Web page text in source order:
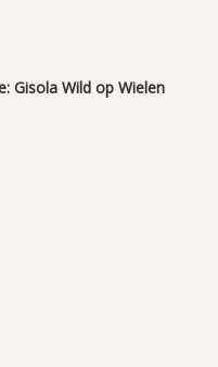
Gisola Wild op Wielen